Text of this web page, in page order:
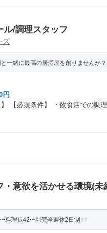
/調理スタッフ
ズ
と一緒に最高の居酒屋を創りません
円
【必須条件】 ・飲食店での調理
・意欲を活かせる環境(未
料理長42〜◎完全週休2日制